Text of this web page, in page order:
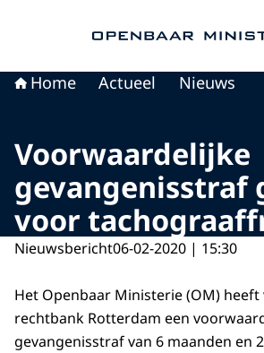
Home Actueel Nieuws
Voorwaardelijke
gevangenisstraf
voor
Nieuwsbericht06-02-2020 | 15:30
Het Openbaar Ministerie (OM)
rechtbank Rotterdam een
gevangenisstraf van 6 maanden en